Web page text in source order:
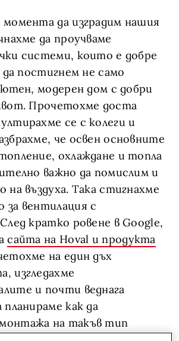
да изградим нашия
да проучваме
системи, които е добре
да постигнем не само
модерен дом с добри
Прочетохме доста
се с колеги и
че освен основните
охлаждане и топла
важно да помислим и
на въздуха. Така стигнахме
вентилация с
кратко ровене в Google,
сайта на Hoval и продукта
на един дъх
изгледахме
и почти веднага
планираме как да
на такъв тип